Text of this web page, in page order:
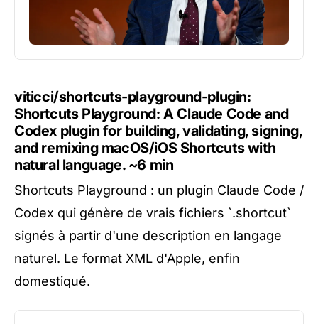
viticci/shortcuts-playground-plugin:
Shortcuts Playground: A Claude Code and
Codex plugin for building, validating, signing,
and remixing macOS/iOS Shortcuts with
natural language.~6 min
Shortcuts Playground : un plugin Claude Code /
Codex qui génère de vrais fichiers `.shortcut`
signés à partir d'une description en langage
naturel. Le format XML d'Apple, enfin
domestiqué.